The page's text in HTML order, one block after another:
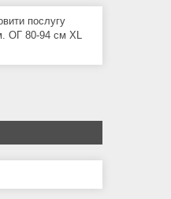
послугу
80-94 см XL